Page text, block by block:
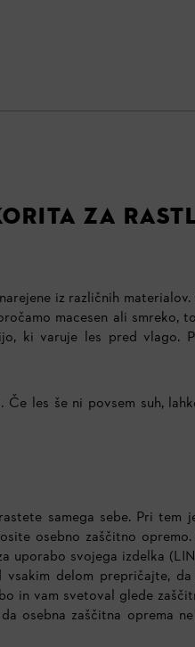
ZA
iz različnih
macesen ali smreko,
ki varuje les pred vlago.
les še ni povsem suh,
samega sebe. Pri tem
osebno zaščitno opremo.
svojega izdelka
delom prepričajte,
in vam svetoval glede
osebna zaščitna oprema